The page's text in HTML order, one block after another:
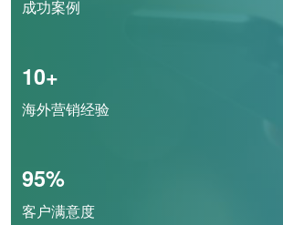
成功案例
10+
海外营销经验
95%
客户满意度